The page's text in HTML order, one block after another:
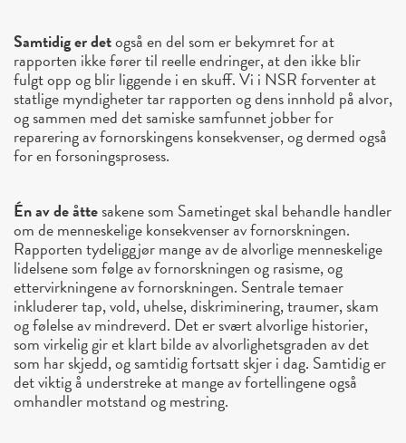
Samtidig er detogså en del som er bekymret for at
rapporten ikke fører til reelle endringer, at den ikke blir
fulgt opp og blir liggende i en skuff. Vi i NSR forventer at
statlige myndigheter tar rapporten og dens innhold på alvor,
og sammen med det samiske samfunnet jobber for
reparering av fornorskingens konsekvenser, og dermed også
for en forsoningsprosess.
Én av de åttesakene som Sametinget skal behandle handler
om de menneskelige konsekvenser av fornorskningen.
Rapporten tydeliggjør mange av de alvorlige menneskelige
lidelsene som følge av fornorskningen og rasisme, og
ettervirkningene av fornorskningen. Sentrale temaer
inkluderer tap, vold, uhelse, diskriminering, traumer, skam
og følelse av mindreverd. Det er svært alvorlige historier,
som virkelig gir et klart bilde av alvorlighetsgraden av det
som har skjedd, og samtidig fortsatt skjer i dag. Samtidig er
det viktig å understreke at mange av fortellingene også
omhandler motstand og mestring.